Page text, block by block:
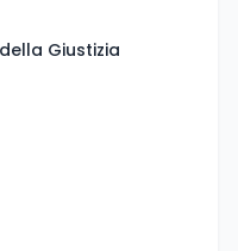
Giustizia